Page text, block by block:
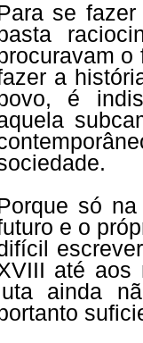
se
basta
o
a
é
só
e o
até aos
luta ainda